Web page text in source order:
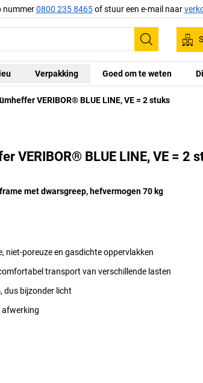
nummer0800 235 8465of stuur een e-mail naar
Zoeken
Verpakking Goed om te weten
VERIBOR® BLUE LINE, VE = 2 stuks
VERIBOR® BLUE LINE, VE = 2
met dwarsgreep, hefvermogen 70 kg
niet-poreuze en gasdichte oppervlakken
transport van verschillende lasten
dus bijzonder licht
afwerking